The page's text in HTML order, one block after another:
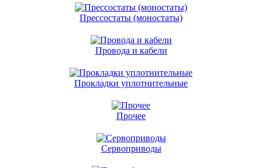
Прессостаты (моностаты)
Провода и кабели
Прокладки уплотнительные
Прочее
Сервоприводы